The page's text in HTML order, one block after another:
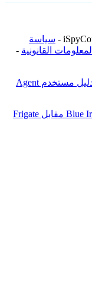
سياسة
المعلومات القانونية -
دليل مستخدم Agent